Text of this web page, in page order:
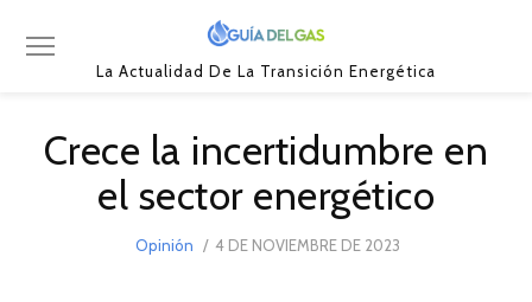
La Actualidad De La Transición Energética
Crece la incertidumbre en
el sector energético
Opinión
POSTED
4 DE NOVIEMBRE DE 2023